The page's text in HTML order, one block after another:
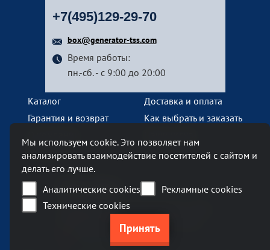
+7(495)129-29-70
box@generator-tss.com
Время работы:
пн.-сб. - с 9:00 до 20:00
Каталог
Доставка и оплата
Гарантия и возврат
Как выбрать и заказать
Контакты
Наш офис
Москва, Ленинский проспект, 119А
Бизнес-центр «Ленинский 119А»
метро Тропарево
Мы используем cookie. Это позволяет нам
анализировать взаимодействие посетителей с сайтом и
делать его лучше.
Аналитические cookies
Рекламные cookies
Технические cookies